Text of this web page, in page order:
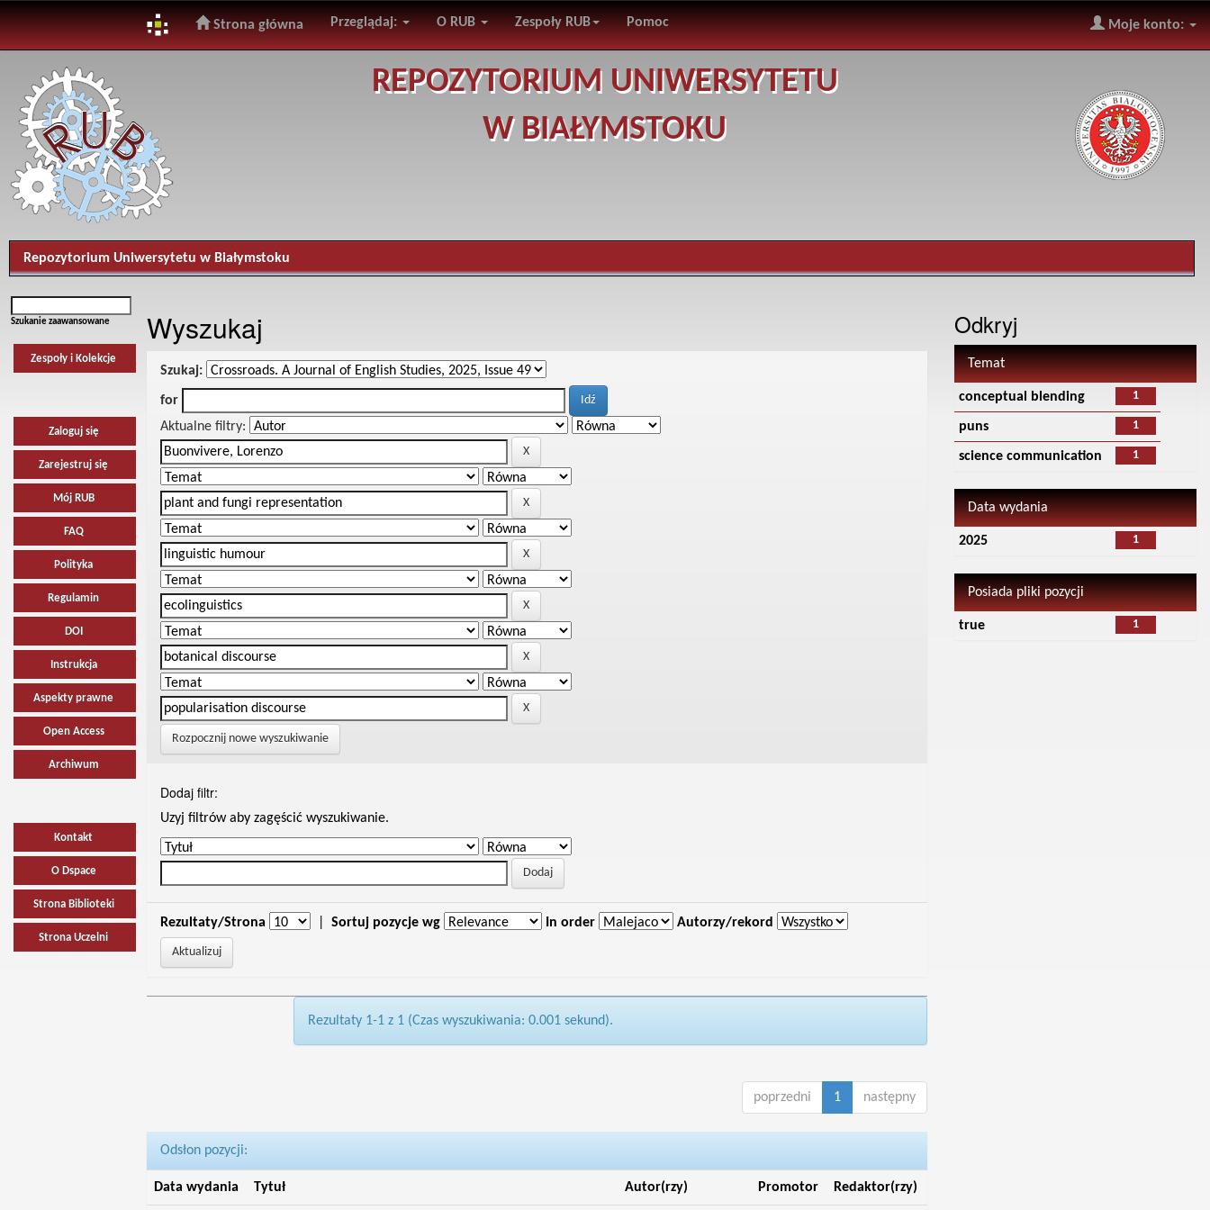
navigation
Strona główna Przeglądaj: O RUB Zespoły RUB Pomoc Moje konto:
REPOZYTORIUM UNIWERSYTETU
W BIAŁYMSTOKU
Repozytorium Uniwersytetu w Białymstoku
Szukanie zaawansowane
Zespoły i Kolekcje
Zaloguj się
Zarejestruj się
Mój RUB
FAQ
Polityka
Regulamin
DOI
Instrukcja
Aspekty prawne
Open Access
Archiwum
Kontakt
O Dspace
Strona Biblioteki
Strona Uczelni
Wyszukaj
Szukaj:
for
Aktualne filtry:
Rozpocznij nowe wyszukiwanie
Dodaj filtr:
Uzyj filtrów aby zagęścić wyszukiwanie.
Rezultaty/Strona Sortuj pozycje wg In order Autorzy/rekord
Rezultaty 1-1 z 1 (Czas wyszukiwania: 0.001 sekund).
poprzedni 1 następny
Odsłon pozycji:
Data wydania Tytuł Autor(rzy) Promotor Redaktor(rzy)
Odkryj
Temat
1
conceptual blending
1
puns
1
science communication
Data wydania
1
2025
Posiada pliki pozycji
1
true